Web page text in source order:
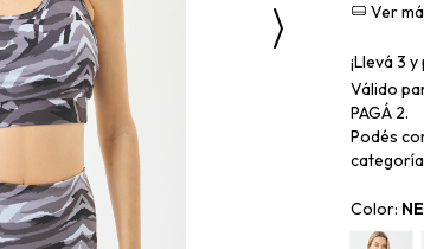
Ver
¡Llevá 3
Válido
PAGÁ 2.
Podés
Color: